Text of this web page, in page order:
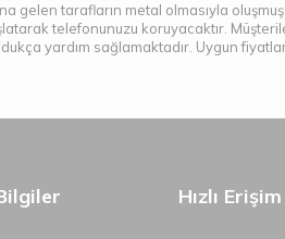
gelen tarafların metal olmasıyla
telefonunuzu koruyacaktır.
yardım sağlamaktadır. Uygun
Hızlı Erişim